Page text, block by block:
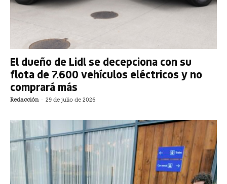
El dueño de Lidl se decepciona con su
flota de 7.600 vehículos eléctricos y no
comprará más
Redacción - 29 de julio de 2026